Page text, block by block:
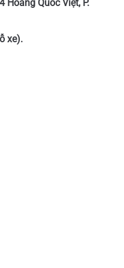
Quốc Việt, P.
xe).